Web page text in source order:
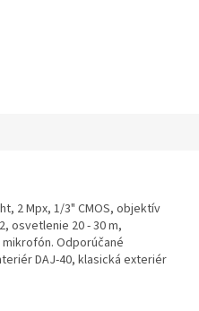
2 Mpx, 1/3" CMOS, objektív
osvetlenie 20 - 30 m,
mikrofón. Odporúčané
DAJ-40, klasická exteriér